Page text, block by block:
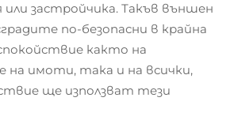
застройчика. Такъв външен
по-безопасни в крайна
както на
на имоти, така и на всички,
ще използват тези